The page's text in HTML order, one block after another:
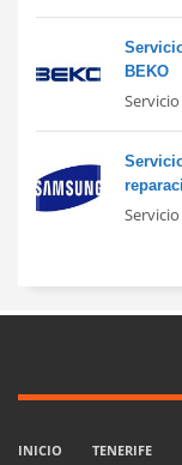
BEKO
INICIO
TENERIFE